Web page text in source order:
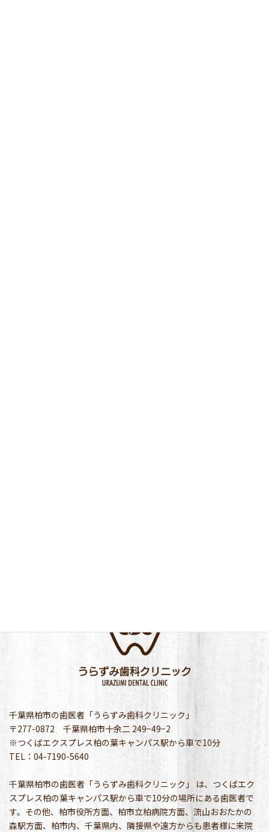
千葉県柏市の歯医者「うらずみ歯科クリニック」
〒277-0872 千葉県柏市十余二 249−49−2
※つくばエクスプレス柏の葉キャンパス駅から車で10分
TEL：04-7190-5640
千葉県柏市の歯医者「うらずみ歯科クリニック」 は、つくばエク
スプレス柏の葉キャンパス駅から車で10分の場所にある歯医者で
す。その他、柏市役所方面、柏市立柏病院方面、流山おおたかの
森駅方面、柏市内、千葉県内、隣接県や遠方からも患者様に来院